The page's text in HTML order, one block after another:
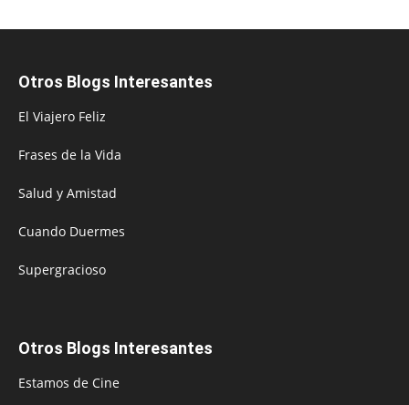
Otros Blogs Interesantes
El Viajero Feliz
Frases de la Vida
Salud y Amistad
Cuando Duermes
Supergracioso
Otros Blogs Interesantes
Estamos de Cine